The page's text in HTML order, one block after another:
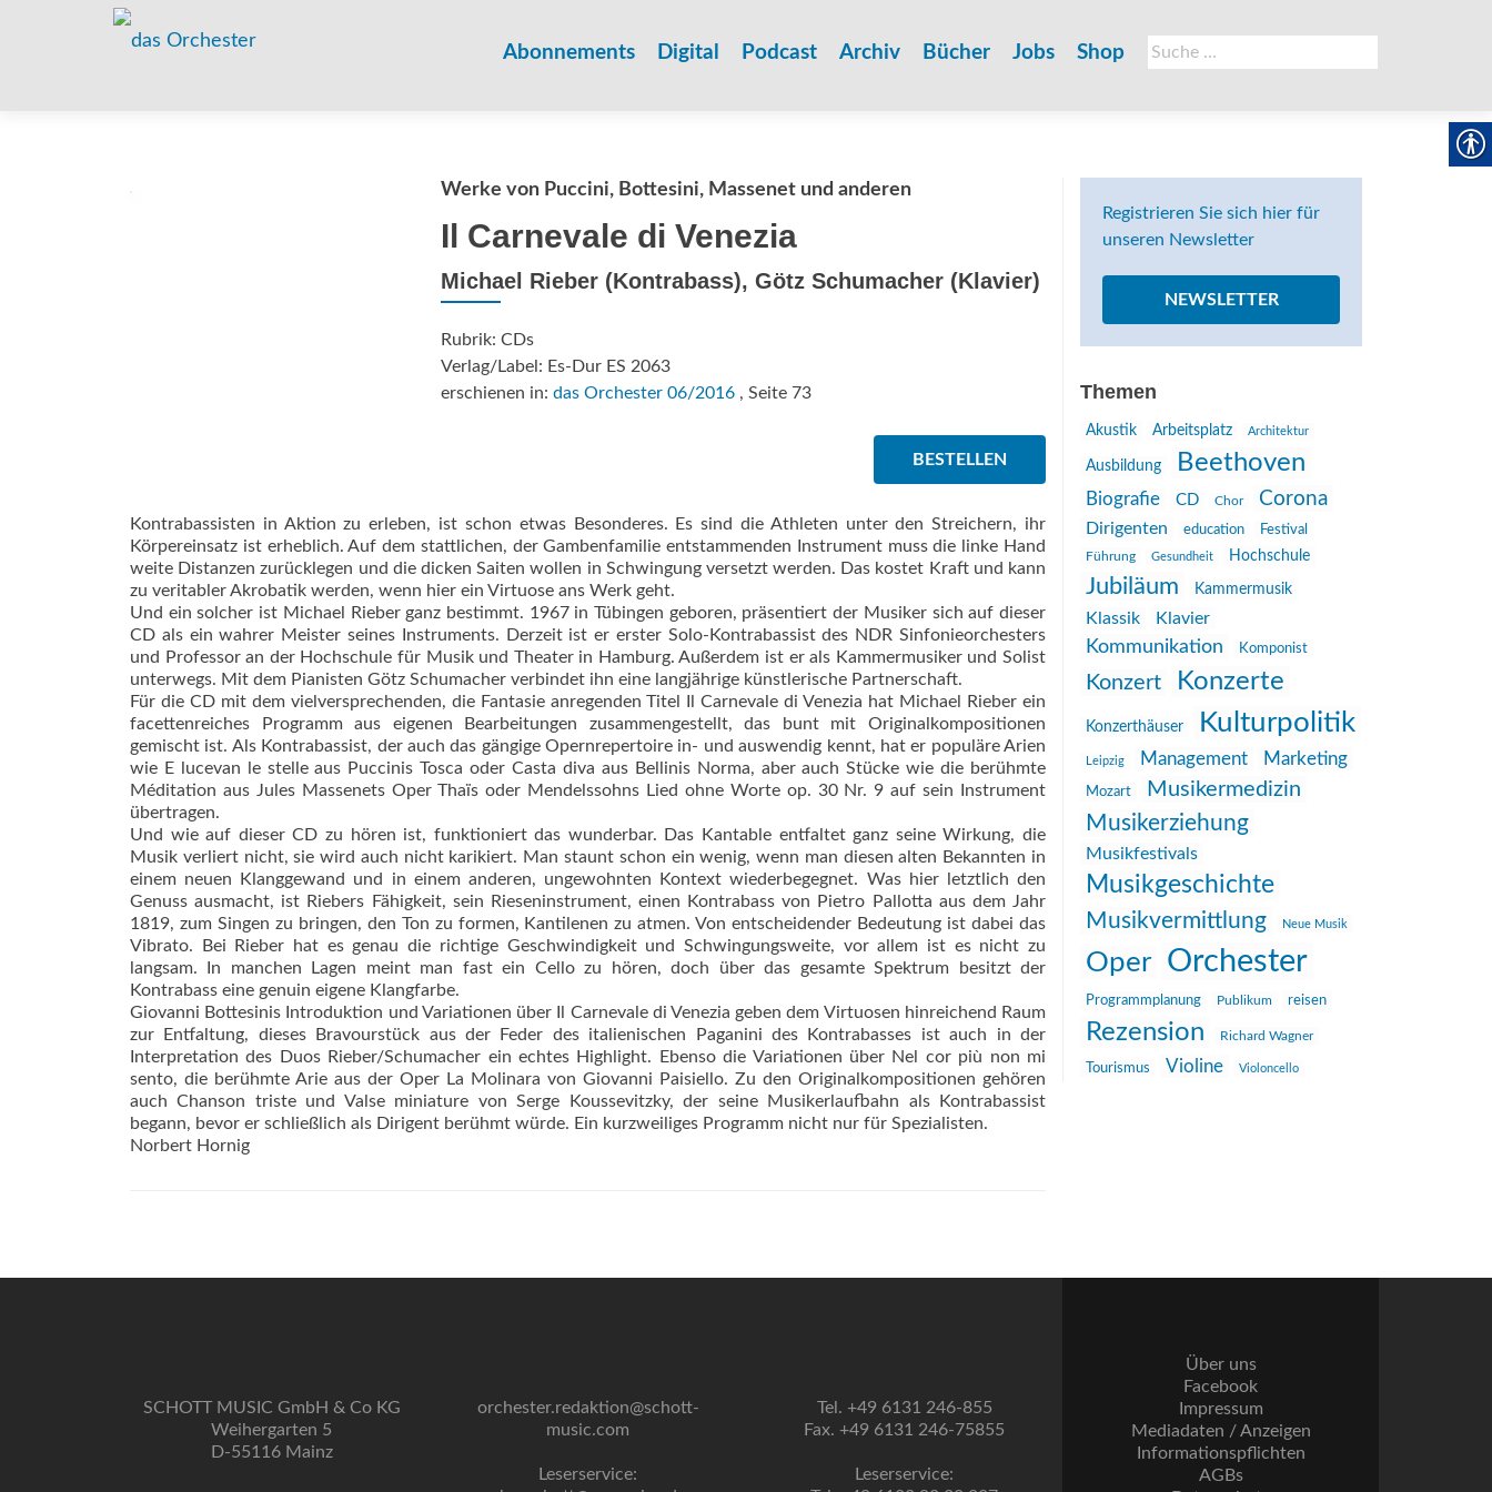
Suche
nach:
Abonnements Digital Podcast Archiv Bücher Jobs Shop
Werke von Puccini, Bottesini, Massenet und anderen
Il Carnevale di Venezia
Michael Rieber (Kontrabass), Götz Schumacher (Klavier)
Rubrik: CDs
Verlag/Label: Es-Dur ES 2063
erschienen in: das Orchester 06/2016, Seite 73
BESTELLEN
Kontrabassisten in Aktion zu erleben, ist schon etwas Besonderes. Es sind die Athleten unter den Streichern, ihr
Körpereinsatz ist erheblich. Auf dem stattlichen, der Gambenfamilie entstammenden Instrument muss die linke Hand
weite Distanzen zurücklegen und die dicken Saiten wollen in Schwingung versetzt werden. Das kostet Kraft und kann
zu veritabler Akrobatik werden, wenn hier ein Virtuose ans Werk geht.
Und ein solcher ist Michael Rieber ganz bestimmt. 1967 in Tübingen geboren, präsentiert der Musiker sich auf dieser
CD als ein wahrer Meister seines Instruments. Derzeit ist er erster Solo-Kontrabassist des NDR Sinfonieorchesters
und Professor an der Hochschule für Musik und Theater in Hamburg. Außerdem ist er als Kammermusiker und Solist
unterwegs. Mit dem Pianisten Götz Schumacher verbindet ihn eine langjährige künstle­rische Partnerschaft.
Für die CD mit dem vielversprechenden, die Fantasie anregenden Titel Il Carnevale di Venezia hat Michael Rieber ein
facettenreiches Programm aus eigenen Bearbeitungen zusammengestellt, das bunt mit Originalkompositionen
gemischt ist. Als Kontrabassist, der auch das gängige Opernrepertoire in- und auswendig kennt, hat er populäre Arien
wie E lucevan le stelle aus Puccinis Tosca oder Casta diva aus Bellinis Norma, aber auch Stücke wie die berühmte
Méditation aus Jules Massenets Oper Thaïs oder Mendelssohns Lied ohne Worte op. 30 Nr. 9 auf sein Instrument
übertragen.
Und wie auf dieser CD zu hören ist, funktioniert das wunderbar. Das Kantable entfaltet ganz seine Wirkung, die
Musik verliert nicht, sie wird auch nicht karikiert. Man staunt schon ein wenig, wenn man diesen alten Bekannten in
einem neuen Klanggewand und in einem anderen, ungewohnten Kontext wiederbegegnet. Was hier letztlich den
Genuss ausmacht, ist Riebers Fähigkeit, sein Rieseninstrument, einen Kontrabass von Pietro Pallotta aus dem Jahr
1819, zum Singen zu bringen, den Ton zu formen, Kantilenen zu atmen. Von entscheidender Bedeutung ist dabei das
Vibrato. Bei Rieber hat es genau die richtige Geschwindigkeit und Schwingungsweite, vor allem ist es nicht zu
langsam. In manchen Lagen meint man fast ein Cello zu hören, doch über das gesamte Spektrum besitzt der
Kontrabass eine genuin eigene Klangfarbe.
Giovanni Bottesinis Introduktion und Variationen über Il Carnevale di Venezia geben dem Virtuosen hinreichend Raum
zur Entfaltung, dieses Bravourstück aus der Feder des italienischen Paganini des Kontrabasses ist auch in der
Interpretation des Duos Rieber/Schumacher ein echtes Highlight. Ebenso die Variationen über Nel cor più non mi
sento, die berühmte Arie aus der Oper La Molinara von Giovanni Paisiello. Zu den Originalkompositionen gehören
auch Chanson triste und Valse miniature von Serge Koussevitzky, der seine Musikerlaufbahn als Kontrabassist
begann, bevor er schließlich als Dirigent berühmt würde. Ein kurzweiliges Programm nicht nur für Spezialisten.
Norbert Hornig
Registrieren Sie sich hier für
unseren Newsletter
NEWSLETTER
Themen
Akustik Arbeitsplatz Architektur
Ausbildung Beethoven
Biografie CD Chor Corona
Dirigenten education
Festival
Führung
Gesundheit Hochschule
Jubiläum Kammermusik
Klassik Klavier
Kommunikation Komponist
Konzert Konzerte
Konzerthäuser Kulturpolitik
Leipzig Management Marketing
Mozart Musikermedizin
Musikerziehung
Musikfestivals
Musikgeschichte
Musikvermittlung Neue Musik
Oper Orchester
Programmplanung Publikum reisen
Rezension Richard Wagner
Tourismus Violine Violoncello
SCHOTT MUSIC GmbH & Co KG
Weihergarten 5
D-55116 Mainz
orchester.redaktion@schott-
music.com
Leserservice:
Tel. +49 6131 246-855
Fax. +49 6131 246-75855
Leserservice:
Über uns
Facebook
Impressum
Mediadaten / Anzeigen
Informationspflichten
AGBs